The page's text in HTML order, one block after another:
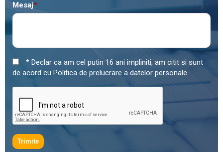
*
Mesaj
* Declar ca am cel putin 16 ani impliniti, am citit si sunt
de acord cu Politica de prelucrare a datelor personale.
Trimite